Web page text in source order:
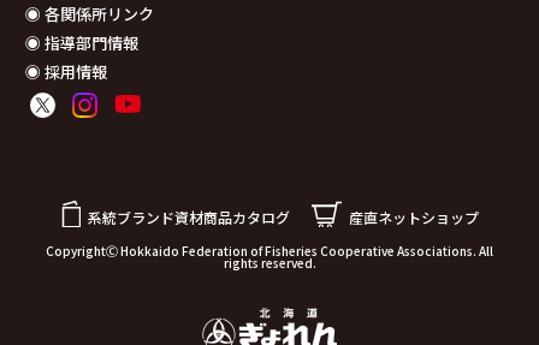
◉ 各関係所リンク
◉ 指導部門情報
◉ 採用情報
系統ブランド資材商品カタログ 産直ネットショップ
CopyrightⒸ Hokkaido Federation of Fisheries Cooperative Associations. All
rights reserved.